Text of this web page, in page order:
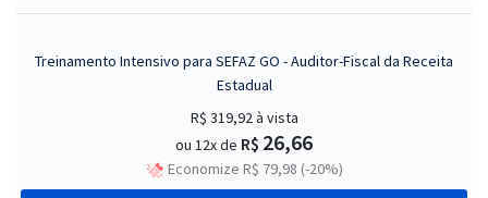
Treinamento Intensivo para SEFAZ GO - Auditor-Fiscal da Receita
Estadual
R$ 319,92à vista
ou 12x de R$ 26,66
Economize R$ 79,98 (-20%)